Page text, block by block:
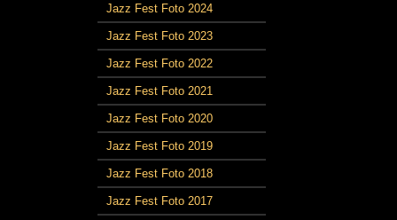
Jazz Fest Foto 2024
Jazz Fest Foto 2023
Jazz Fest Foto 2022
Jazz Fest Foto 2021
Jazz Fest Foto 2020
Jazz Fest Foto 2019
Jazz Fest Foto 2018
Jazz Fest Foto 2017